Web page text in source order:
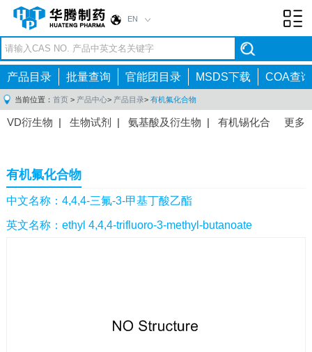
EN
产品目录 批量查询 官能团目录 MSDS下载 COA查询
当前位置： 首页 > 产品中心> 产品目录> 有机氟化合物
更多
VD衍生物 | 生物试剂 | 氨基酸及衍生物 | 有机锡化合
间体|抗高血压药物中间体
感染药物中间体|
体 |抗精神病药物中间体 |抗炎药物中间体
药中间体|其他原料药中间体|
有机氟化合物
中文名称：4,4,4-三氟-3-甲基丁酸乙酯
英文名称：ethyl 4,4,4-trifluoro-3-methyl-butanoate